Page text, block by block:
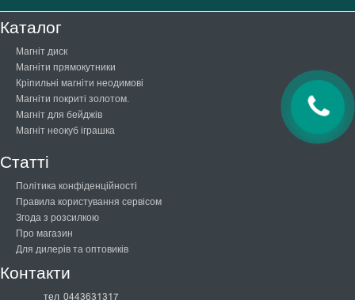
Каталог
Магніт диск
Магніти прямокутники
Кріпильні магніти неодимові
Магніти покриті золотом.
Магніт для бейджів
Магніт неокуб іграшка
Статті
Політика конфіденційності
Правила користування сервісом
Згода з розсилкою
Про магазин
Для дилерів та оптовиків
Контакти
тел 0443631317